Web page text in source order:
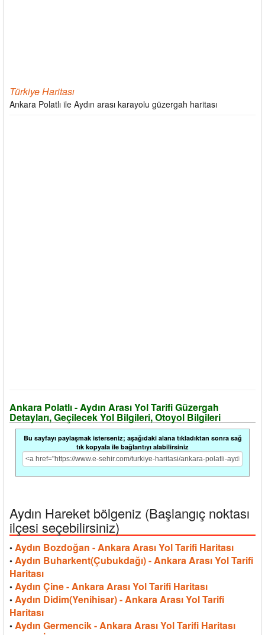
Türkiye Haritası
Ankara Polatlı ile Aydın arası karayolu güzergah haritası
Ankara Polatlı - Aydın Arası Yol Tarifi Güzergah
Detayları, Geçilecek Yol Bilgileri, Otoyol Bilgileri
Bu sayfayı paylaşmak isterseniz; aşağıdaki alana tıkladıktan sonra sağ
tık kopyala ile bağlantıyı alabilirsiniz
Aydın Hareket bölgeniz (Başlangıç noktası
ilçesi seçebilirsiniz)
• Aydın Bozdoğan - Ankara Arası Yol Tarifi Haritası
• Aydın Buharkent(Çubukdağı) - Ankara Arası Yol Tarifi
Haritası
• Aydın Çine - Ankara Arası Yol Tarifi Haritası
• Aydın Didim(Yenihisar) - Ankara Arası Yol Tarifi
Haritası
• Aydın Germencik - Ankara Arası Yol Tarifi Haritası